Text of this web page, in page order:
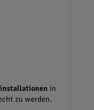
in
zu werden.